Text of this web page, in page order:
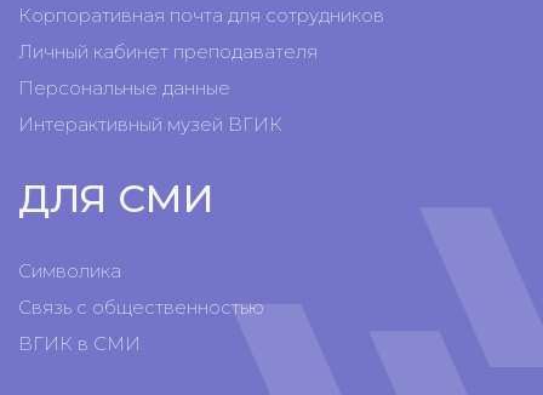
Корпоративная почта для сотрудников
Личный кабинет преподавателя
Персональные данные
Интерактивный музей ВГИК
ДЛЯ СМИ
Символика
Связь с общественностью
ВГИК в СМИ